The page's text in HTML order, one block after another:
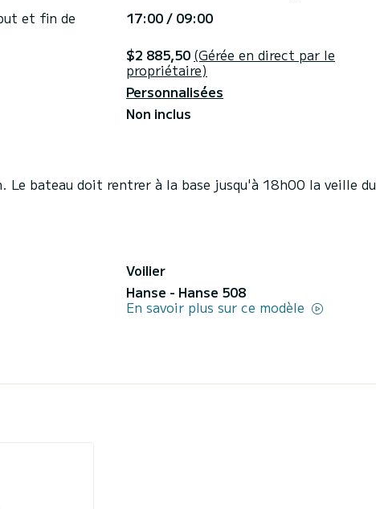
et fin de
17:00 / 09:00
$2 885,50 (Gérée en direct par le
propriétaire)
Personnalisées
Non inclus
Le bateau doit rentrer à la base jusqu'à 18h00 la veille du
Voilier
Hanse - Hanse 508
En savoir plus sur ce modèle